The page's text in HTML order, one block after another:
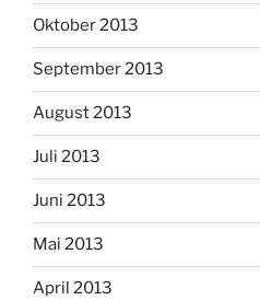
Oktober 2013
September 2013
August 2013
Juli 2013
Juni 2013
Mai 2013
April 2013